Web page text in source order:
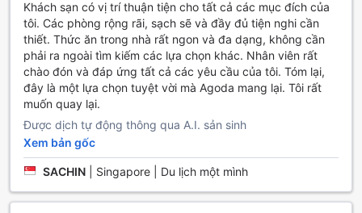
học. Không chỉ đơn thuần là một không gian đọc sách, thư
viện tại De Mandarin Bangalore còn là một điểm đến văn
hóa, nơi bạn có thể khám phá, học hỏi và tận hưởng những
giây phút thư giãn sau những ngày dài khám phá thành
phố nhộn nhịp.
Tiện nghi thuận tiện tại De Mandarin Bangalore
Tại De Mandarin Bangalore, sự tiện nghi và thoải mái của
khách hàng luôn được đặt lên hàng đầu. Khách sạn cung
cấp dịch vụ phòng 24 giờ, cho phép bạn thưởng thức các
món ăn ngon mà không cần phải rời khỏi phòng. Đội ngũ
nhân viên tận tình sẵn sàng phục vụ bạn bất cứ lúc nào.
Khách sạn có vị trí thuận tiện cho tất cả các mục đích của
tôi. Các phòng rộng rãi, sạch sẽ và đầy đủ tiện nghi cần
thiết. Thức ăn trong nhà rất ngon và đa dạng, không cần
phải ra ngoài tìm kiếm các lựa chọn khác. Nhân viên rất
chào đón và đáp ứng tất cả các yêu cầu của tôi. Tóm lại,
đây là một lựa chọn tuyệt vời mà Agoda mang lại. Tôi rất
muốn quay lại.
Được dịch tự động thông qua A.I. sản sinh
Xem bản gốc
SACHIN Singapore | Du lịch một mình